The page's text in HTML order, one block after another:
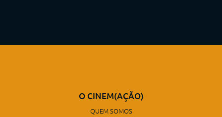
O CINEM(AÇÃO)
QUEM SOMOS